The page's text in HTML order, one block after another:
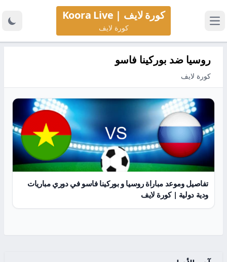
كورة لايف | Koora Live
كورة لايف
روسيا ضد بوركينا فاسو
كورة لايف
تفاصيل وموعد مباراة روسيا و بوركينا فاسو في دوري مباريات
ودية دولية | كورة لايف